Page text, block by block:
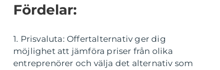
Fördelar:
1. Prisvaluta: Offertalternativ ger dig
möjlighet att jämföra priser från olika
entreprenörer och välja det alternativ som